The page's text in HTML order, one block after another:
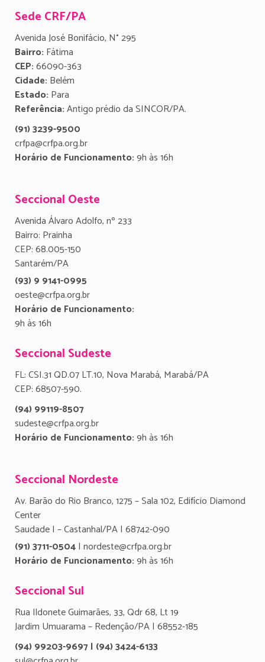
Sede CRF/PA
Avenida José Bonifácio, N° 295
Bairro: Fátima
CEP:66090-363
Cidade: Belém
Estado: Para
Referência:Antigo prédio da SINCOR/PA.
(91) 3239-9500
crfpa@crfpa.org.br
Horário de Funcionamento:9h às 16h
Seccional Oeste
Avenida Álvaro Adolfo, nº 233
Bairro: Prainha
CEP: 68.005-150
Santarém/PA
(93) 9 9141-0995
oeste@crfpa.org.br
Horário de Funcionamento:
9h às 16h
Seccional Sudeste
FL: CSI.31 QD.07 LT.10, Nova Marabá, Marabá/PA
CEP: 68507-590.
(94) 99119-8507
sudeste@crfpa.org.br
Horário de Funcionamento:9h às 16h
Seccional Nordeste
Av. Barão do Rio Branco, 1275 – Sala 102, Edifício Diamond
Center
Saudade I – Castanhal/PA | 68742-090
(91) 3711-0504| nordeste@crfpa.org.br
Horário de Funcionamento:9h às 16h
Seccional Sul
Rua Ildonete Guimarães, 33, Qdr 68, Lt 19
Jardim Umuarama – Redenção/PA | 68552-185
(94) 99203-9697 | (94) 3424-6133